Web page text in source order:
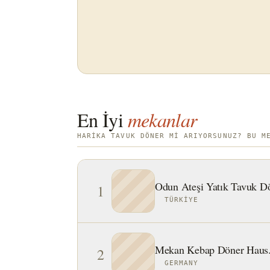
En İyimekanlar
HARIKA TAVUK DÖNER MI ARIYORSUNUZ? BU
1 Odun Ateşi Yatık Tavuk
TÜRKIYE
2 Mekan Kebap Döner
GERMANY